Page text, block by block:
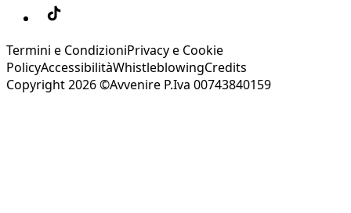
Termini e CondizioniPrivacy e Cookie
PolicyAccessibilitàWhistleblowingCredits
Copyright 2026 ©Avvenire P.Iva 00743840159